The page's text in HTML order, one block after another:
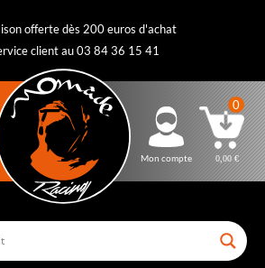
offerte dès 200 euros d'achat
client au 03 84 36 15 41
Mon compte
0
0,00€